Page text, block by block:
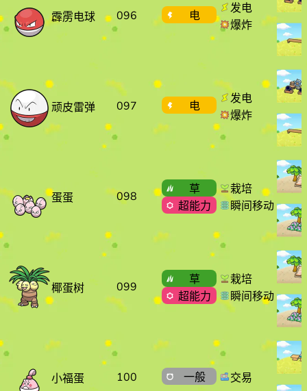
霹雳电球 096 电
发电
爆炸
顽皮雷弹 097 电
发电
爆炸
蛋蛋 098
草
超能力
栽培
瞬间移动
椰蛋树 099
草
超能力
栽培
瞬间移动
小福蛋 100 一般 交易